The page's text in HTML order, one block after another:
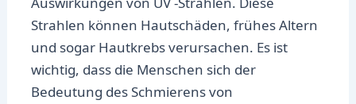
Strahlen können Hautschäden, frühes Altern
und sogar Hautkrebs verursachen. Es ist
wichtig, dass die Menschen sich der
Bedeutung des Schmierens von